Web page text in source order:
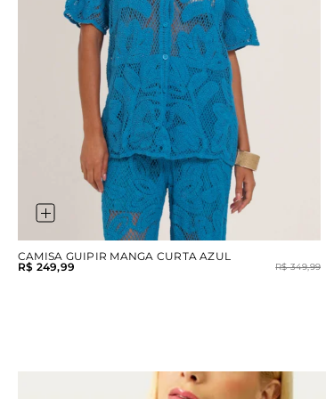
CAMISA GUIPIR MANGA CURTA AZUL
R$ 249,99
R$ 349,99